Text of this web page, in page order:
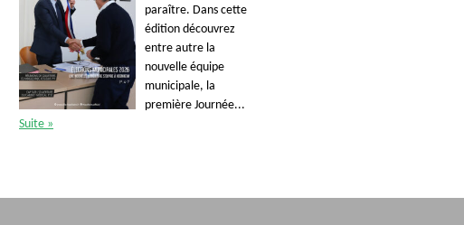
paraître. Dans cette
édition découvrez
entre autre la
nouvelle équipe
municipale, la
première Journée...
Suite »